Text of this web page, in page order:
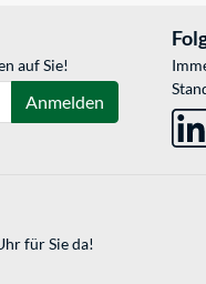
auf Sie!
Anmelden
für Sie da!